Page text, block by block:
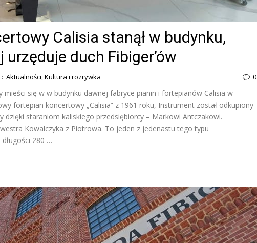
Calisia stanął w budynku,
duch Fibiger’ów
Aktualności,Kultura i rozrywka 0
się w w budynku dawnej fabryce pianin i fortepianów Calisia w
fortepian koncertowy „Calisia” z 1961 roku, Instrument został odkupiony
dzięki staraniom kaliskiego przedsiębiorcy – Markowi Antczakowi.
Kowalczyka z Piotrowa. To jeden z jedenastu tego typu
280 …